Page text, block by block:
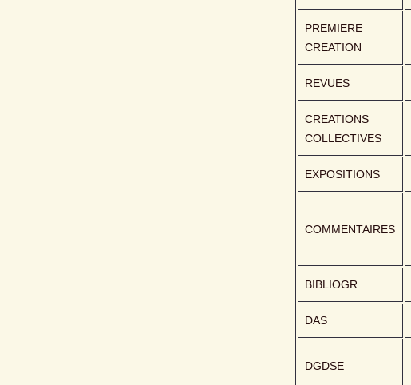
PREMIERE
CREATION
REVUES
CREATIONS
COLLECTIVES
EXPOSITIONS
COMMENTAIRES
BIBLIOGR
DAS
DGDSE